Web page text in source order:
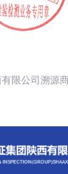
限公司溯源